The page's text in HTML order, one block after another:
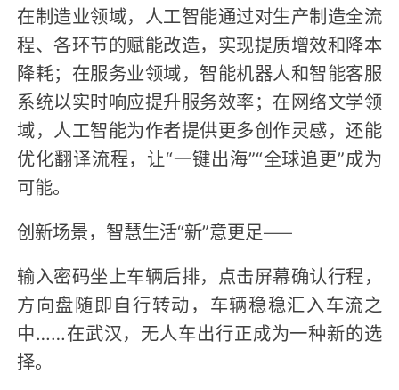
在制造业领域，人工智能通过对生产制造全流
程、各环节的赋能改造，实现提质增效和降本
降耗；在服务业领域，智能机器人和智能客服
系统以实时响应提升服务效率；在网络文学领
域，人工智能为作者提供更多创作灵感，还能
优化翻译流程，让“一键出海”“全球追更”成为
可能。
创新场景，智慧生活“新”意更足——
输入密码坐上车辆后排，点击屏幕确认行程，
方向盘随即自行转动，车辆稳稳汇入车流之
中……在武汉，无人车出行正成为一种新的选
择。